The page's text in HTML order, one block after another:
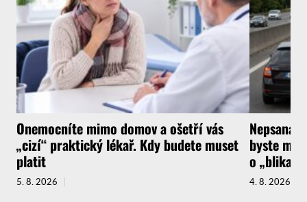
Onemocníte mimo domov a ošetří vás
„cizí“ praktický lékař. Kdy budete muset
platit
5. 8. 2026
Nepsaná
byste
o
4. 8. 2026